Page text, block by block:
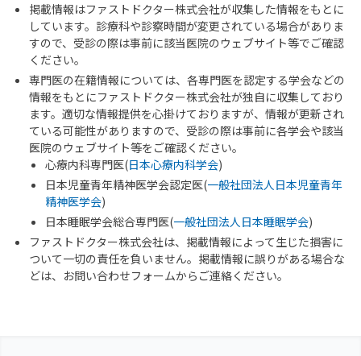
掲載情報はファストドクター株式会社が収集した情報をもとに
しています。診療科や診察時間が変更されている場合がありま
すので、受診の際は事前に該当医院のウェブサイト等でご確認
ください。
専門医の在籍情報については、各専門医を認定する学会などの
情報をもとにファストドクター株式会社が独自に収集しており
ます。適切な情報提供を心掛けておりますが、情報が更新され
ている可能性がありますので、受診の際は事前に各学会や該当
医院のウェブサイト等をご確認ください。
心療内科専門医(日本心療内科学会)
日本児童青年精神医学会認定医(一般社団法人日本児童青年
精神医学会)
日本睡眠学会総合専門医(一般社団法人日本睡眠学会)
ファストドクター株式会社は、掲載情報によって生じた損害に
ついて一切の責任を負いません。掲載情報に誤りがある場合な
どは、お問い合わせフォームからご連絡ください。